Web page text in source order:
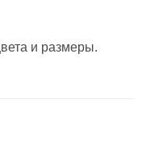
и размеры.